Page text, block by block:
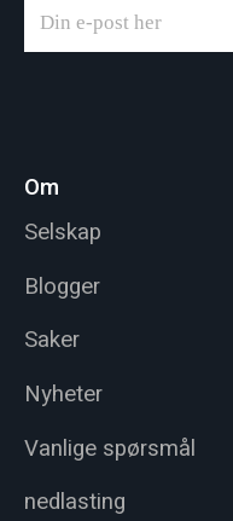
Om
Selskap
Blogger
Saker
Nyheter
Vanlige spørsmål
nedlasting